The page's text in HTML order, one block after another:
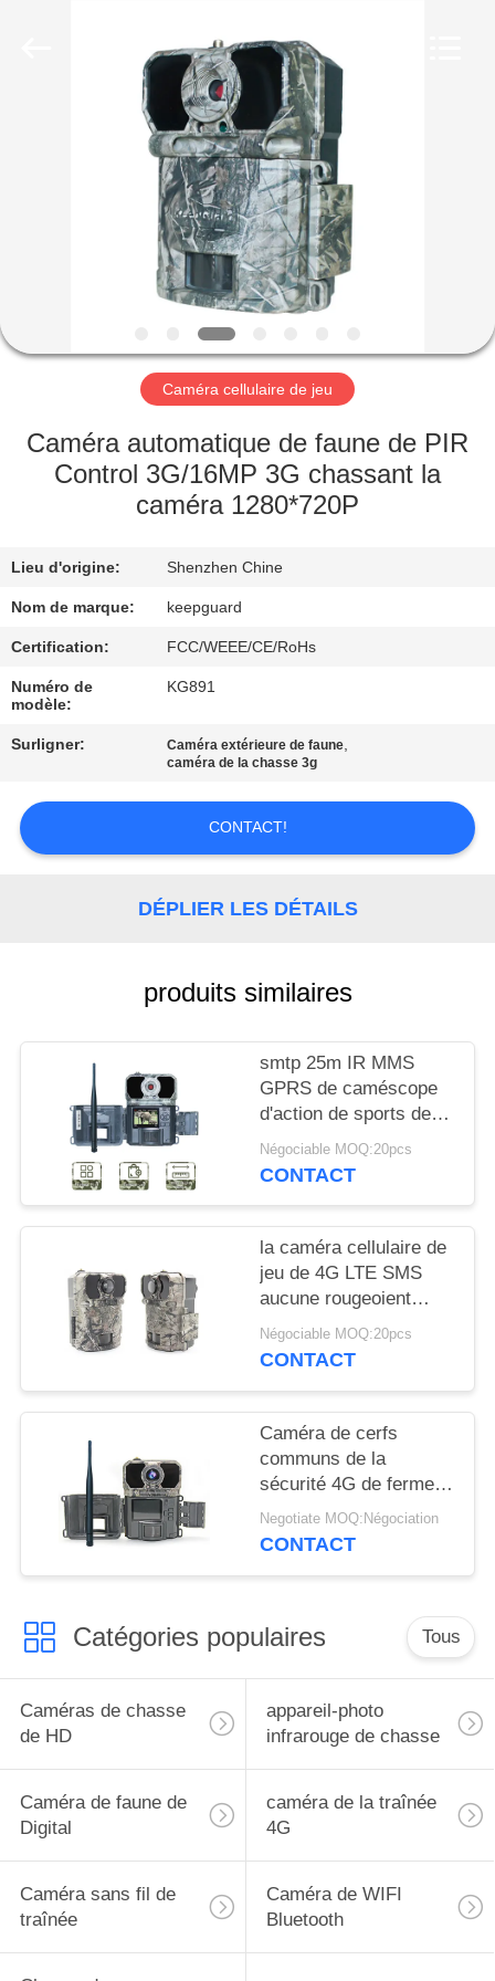
PRODUITS
VIDÉOS
PROPOS
VISITE
DE
L'USINE
CONTRÔLE
DE
QUALITÉ
NOUVELLES
DEMANDEZ
DEVIS
PLAN
SITE
POLITIQUE
DE
CONFIDENTIALITÉ
Caméra cellulaire de jeu
Caméra automatique de faune de PIR
Control 3G/16MP 3G chassant la
caméra 1280*720P
Lieu d'origine: Shenzhen Chine
Nom de marque: keepguard
Certification: FCC/WEEE/CE/RoHs
Numéro de
modèle:
KG891
Surligner: Caméra extérieure de faune,
caméra de la chasse 3g
CONTACT!
DÉPLIER LES DÉTAILS
produits similaires
smtp 25m IR MMS
GPRS de caméscope
d'action de sports de la
traînée 4G avec Sim
Card cellulaire
Négociable MOQ:20pcs
CONTACT
la caméra cellulaire de
jeu de 4G LTE SMS
aucune rougeoient
radio de PIR GPS
Négociable MOQ:20pcs
CONTACT
Caméra de cerfs
communs de la
sécurité 4G de ferme,
caméra cachée par
OEM de jeu de traînée
Negotiate MOQ:Négociation
CONTACT
Catégories populaires Tous
Caméras de chasse
de HD
appareil-photo
infrarouge de chasse
Caméra de faune de
Digital
caméra de la traînée
4G
Caméra sans fil de
traînée
Caméra de WIFI
Bluetooth